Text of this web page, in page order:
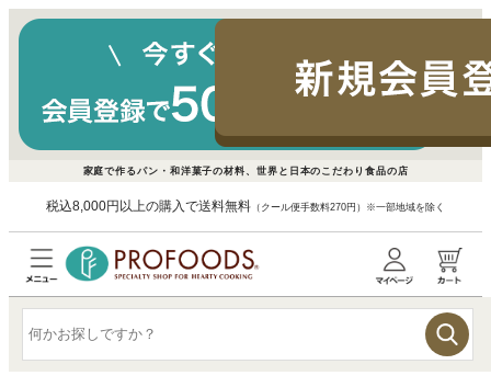
家庭で作るパン・和洋菓子の材料、世界と日本のこだわり食品の店
税込8,000円以上の購入で送料無料 （クール便手数料270円）※一部地域を除く